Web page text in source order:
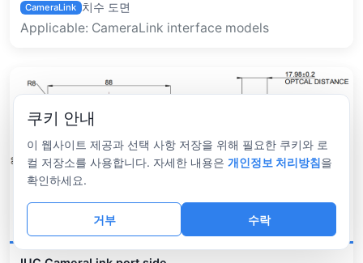
CameraLink 치수 도면
Applicable: CameraLink interface models
쿠키 안내
이 웹사이트 제공과 선택 사항 저장을 위해 필요한 쿠키와 로
컬 저장소를 사용합니다. 자세한 내용은 개인정보 처리방침을
확인하세요.
거부 수락